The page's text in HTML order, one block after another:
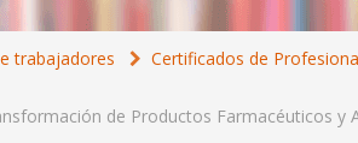
trabajadores Certificados de
de Productos Farmacéuticos y